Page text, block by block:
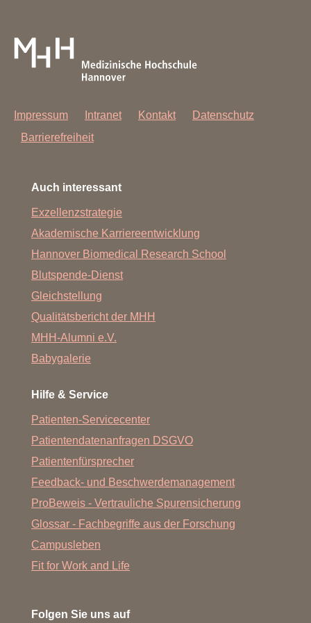
Impressum Intranet Kontakt
Datenschutz
Barrierefreiheit
Auch interessant
Exzellenzstrategie
Akademische Karriereentwicklung
Hannover Biomedical Research School
Blutspende-Dienst
Gleichstellung
Qualitätsbericht der MHH
MHH-Alumni e.V.
Babygalerie
Hilfe & Service
Patienten-Servicecenter
Patientendatenanfragen DSGVO
Patientenfürsprecher
Feedback- und Beschwerdemanagement
ProBeweis - Vertrauliche Spurensicherung
Glossar - Fachbegriffe aus der Forschung
Campusleben
Fit for Work and Life
Folgen Sie uns auf